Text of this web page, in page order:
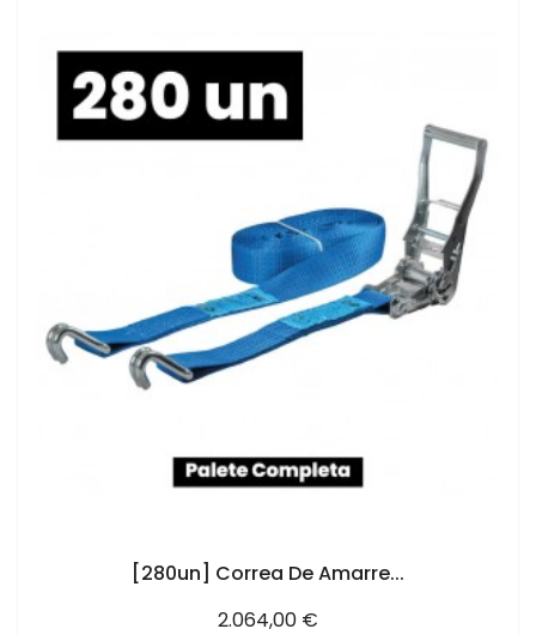
[280un] Correa De Amarre...
Precio
2.064,00 €